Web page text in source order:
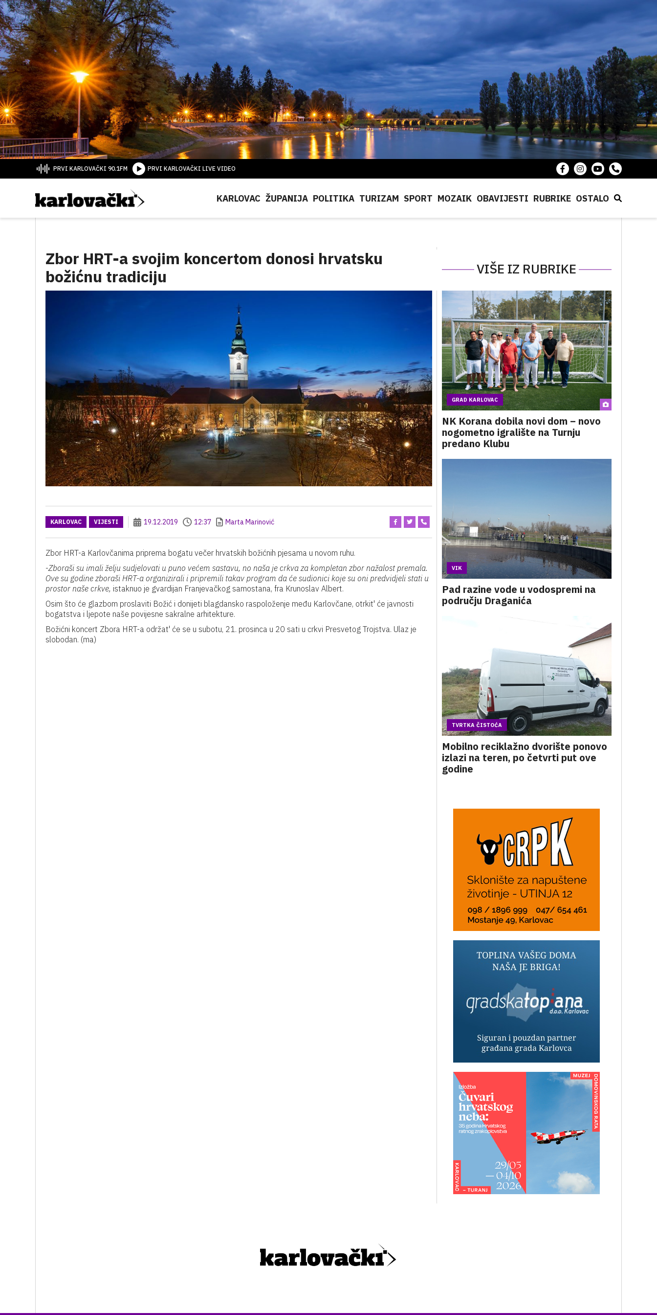
PRVI KARLOVAČKI 90.1FM PRVI KARLOVAČKI LIVE VIDEO
KARLOVAC ŽUPANIJA POLITIKA TURIZAM SPORT MOZAIK OBAVIJESTI RUBRIKE OSTALO
Zbor HRT-a svojim koncertom donosi hrvatsku
božićnu tradiciju
VIŠE IZ RUBRIKE
KARLOVAC VIJESTI 19.12.2019 12:37 Marta Marinović
Zbor HRT-a Karlovčanima priprema bogatu večer hrvatskih božićnih pjesama u novom ruhu.
-Zboraši su imali želju sudjelovati u puno većem sastavu, no naša je crkva za kompletan zbor nažalost premala.
Ove su godine zboraši HRT-a organizirali i pripremili takav program da će sudionici koje su oni predvidjeli stati u
prostor naše crkve, istaknuo je gvardijan Franjevačkog samostana, fra Krunoslav Albert.
Osim što će glazbom proslaviti Božić i donijeti blagdansko raspoloženje među Karlovčane, otrkit' će javnosti
bogatstva i ljepote naše povijesne sakralne arhitekture.
Božićni koncert Zbora HRT-a održat' će se u subotu, 21. prosinca u 20 sati u crkvi Presvetog Trojstva. Ulaz je
slobodan. (ma)
GRAD KARLOVAC
NK Korana dobila novi dom – novo
nogometno igralište na Turnju
predano Klubu
VIK
Pad razine vode u vodospremi na
području Draganića
TVRTKA ČISTOĆA
Mobilno reciklažno dvorište ponovo
izlazi na teren, po četvrti put ove
godine